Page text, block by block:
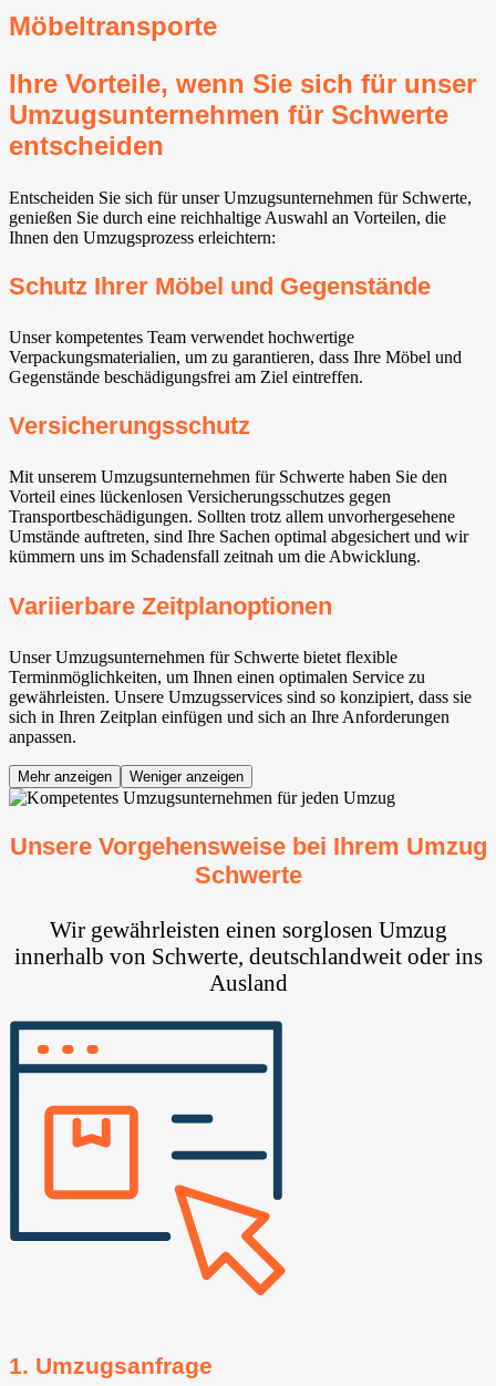
Möbeltransporte
Ihre Vorteile, wenn Sie sich für unser
Umzugsunternehmen für Schwerte
entscheiden
Entscheiden Sie sich für unser Umzugsunternehmen für Schwerte,
genießen Sie durch eine reichhaltige Auswahl an Vorteilen, die
Ihnen den Umzugsprozess erleichtern:
Schutz Ihrer Möbel und Gegenstände
Unser kompetentes Team verwendet hochwertige
Verpackungsmaterialien, um zu garantieren, dass Ihre Möbel und
Gegenstände beschädigungsfrei am Ziel eintreffen.
Versicherungsschutz
Mit unserem Umzugsunternehmen für Schwerte haben Sie den
Vorteil eines lückenlosen Versicherungsschutzes gegen
Transportbeschädigungen. Sollten trotz allem unvorhergesehene
Umstände auftreten, sind Ihre Sachen optimal abgesichert und wir
kümmern uns im Schadensfall zeitnah um die Abwicklung.
Variierbare Zeitplanoptionen
Unser Umzugsunternehmen für Schwerte bietet flexible
Terminmöglichkeiten, um Ihnen einen optimalen Service zu
gewährleisten. Unsere Umzugsservices sind so konzipiert, dass sie
sich in Ihren Zeitplan einfügen und sich an Ihre Anforderungen
anpassen.
Mehr anzeigen Weniger anzeigen
Unsere Vorgehensweise bei Ihrem Umzug
Schwerte
Wir gewährleisten einen sorglosen Umzug
innerhalb von Schwerte, deutschlandweit oder ins
Ausland
1. Umzugsanfrage